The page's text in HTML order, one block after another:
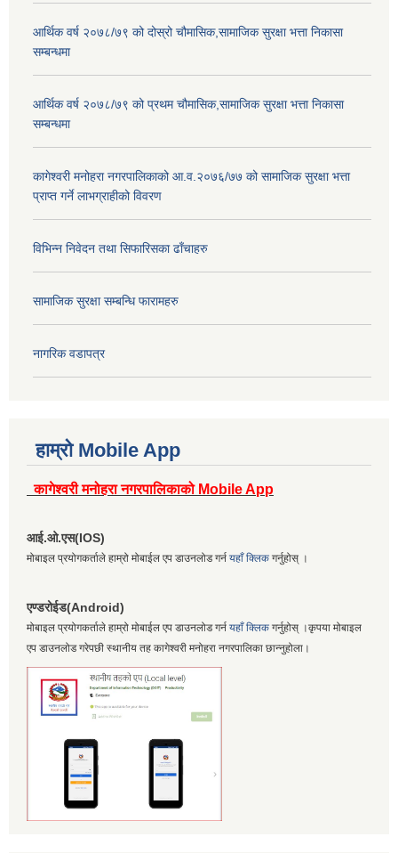
आर्थिक वर्ष २०७८/७९ को दोस्रो चौमासिक,सामाजिक सुरक्षा भत्ता निकासा
सम्बन्धमा
आर्थिक वर्ष २०७८/७९ को प्रथम चौमासिक,सामाजिक सुरक्षा भत्ता निकासा
सम्बन्धमा
कागेश्वरी मनोहरा नगरपालिकाको आ.व.२०७६/७७ को सामाजिक सुरक्षा भत्ता
प्राप्त गर्ने लाभग्राहीको विवरण
विभिन्न निवेदन तथा सिफारिसका ढाँचाहरु
सामाजिक सुरक्षा सम्बन्धि फारामहरु
नागरिक वडापत्र
हाम्रो Mobile App
कागेश्वरी मनोहरा नगरपालिकाको Mobile App
आई.ओ.एस(IOS)
मोबाइल प्रयोगकर्ताले हाम्रो मोबाईल एप डाउनलोड गर्न यहाँ क्लिक गर्नुहोस् ।
एण्डरोईड(Android)
मोबाइल प्रयोगकर्ताले हाम्रो मोबाईल एप डाउनलोड गर्न यहाँ क्लिक गर्नुहोस् ।कृपया मोबाइल
एप डाउनलोड गरेपछी स्थानीय तह कागेश्वरी मनोहरा नगरपालिका छान्नुहोला।